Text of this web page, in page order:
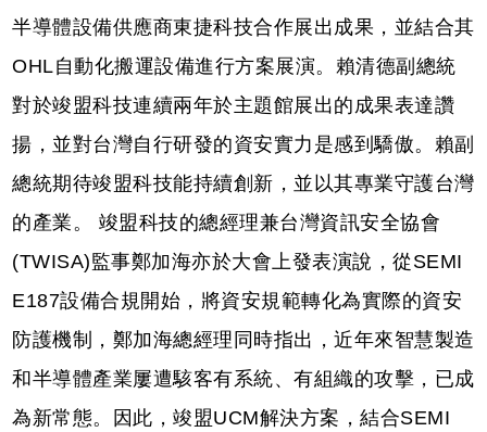
半導體設備供應商東捷科技合作展出成果，並結合其
OHL自動化搬運設備進行方案展演。賴清德副總統
對於竣盟科技連續兩年於主題館展出的成果表達讚
揚，並對台灣自行研發的資安實力是感到驕傲。賴副
總統期待竣盟科技能持續創新，並以其專業守護台灣
的產業。 竣盟科技的總經理兼台灣資訊安全協會
(TWISA)監事鄭加海亦於大會上發表演說，從SEMI
E187設備合規開始，將資安規範轉化為實際的資安
防護機制，鄭加海總經理同時指出，近年來智慧製造
和半導體產業屢遭駭客有系統、有組織的攻擊，已成
為新常態。因此，竣盟UCM解決方案，結合SEMI